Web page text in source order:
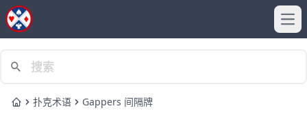
Home扑克术语 Gappers 间隔牌